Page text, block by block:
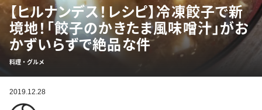
【ヒルナンデス！レシピ】冷凍餃子で新
境地！「餃子のかきたま風味噌汁」がお
かずいらずで絶品な件
料理・グルメ
2019.12.28